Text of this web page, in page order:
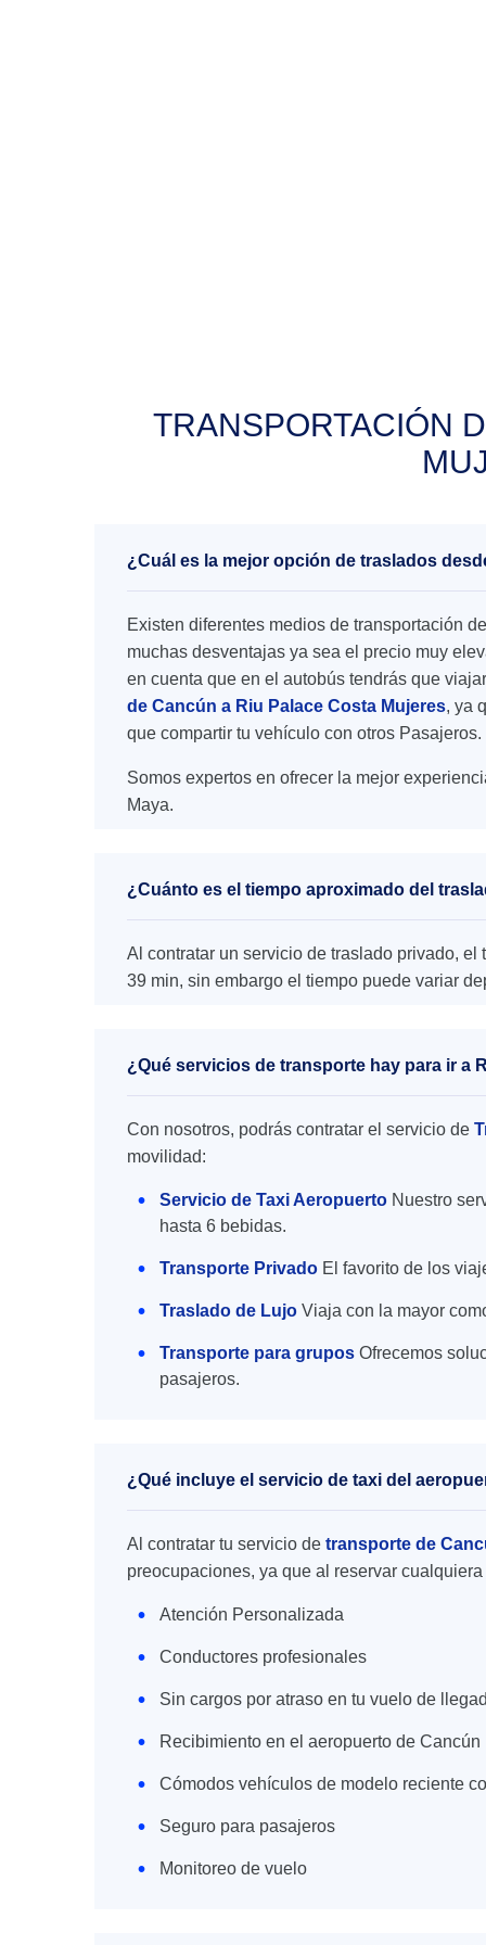
TRANSPORTACIÓN
¿Cuál es la mejor opción de traslados
Existen diferentes medios de transportación
muchas desventajas ya sea el precio muy
en cuenta que en el autobús tendrás que
de Cancún a Riu Palace Costa Mujeres, ya
que compartir tu vehículo con otros Pasajeros.
Somos expertos en ofrecer la mejor
Maya.
¿Cuánto es el tiempo aproximado del
Al contratar un servicio de traslado privado,
39 min, sin embargo el tiempo puede variar
¿Qué servicios de transporte hay para ir a
Con nosotros, podrás contratar el servicio de
movilidad:
Servicio de Taxi Aeropuerto Nuestro
hasta 6 bebidas.
Transporte Privado El favorito de los
Traslado de Lujo Viaja con la mayor
Transporte para grupos Ofrecemos
pasajeros.
¿Qué incluye el servicio de taxi del
Al contratar tu servicio de transporte de
preocupaciones, ya que al reservar
Atención Personalizada
Conductores profesionales
Sin cargos por atraso en tu vuelo de
Recibimiento en el aeropuerto de Cancún
Cómodos vehículos de modelo reciente
Seguro para pasajeros
Monitoreo de vuelo